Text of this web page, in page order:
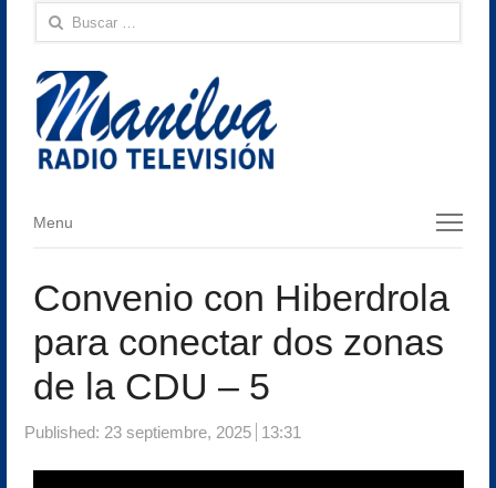
Buscar:
Menu
Menu
Convenio con Hiberdrola
para conectar dos zonas
de la CDU – 5
Published: 23 septiembre, 2025 13:31